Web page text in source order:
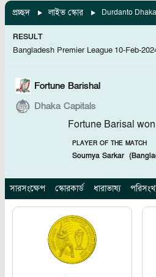
প্রচ্ছদ লাইভ স্কোর
RESULT
Bangladesh Premier League 10-Feb-
Fortune Barishal
Dhaka Capitals
Fortune Barisal
PLAYER OF THE MATCH
Soumya Sarkar (
সারসংক্ষেপ স্কোরকার্ড ধারাভাষ্য